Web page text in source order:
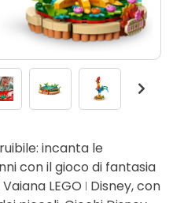
incanta le
con il gioco di fantasia
LEGO ǀ Disney, con